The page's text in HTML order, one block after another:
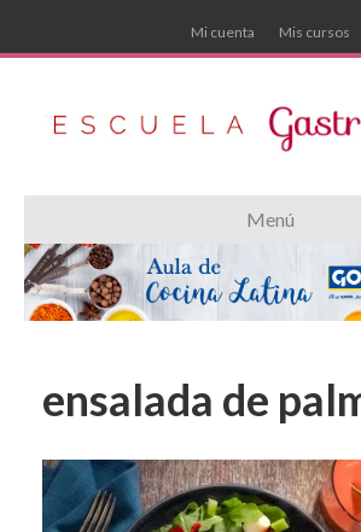
Mi cuenta Mis cursos
Menú
ensalada de